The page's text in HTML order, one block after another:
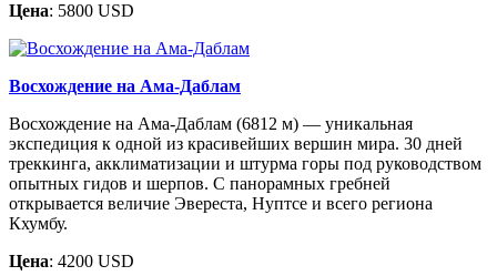
Цена: 5800 USD
Восхождение на Ама-Даблам
Восхождение на Ама-Даблам (6812 м) — уникальная
экспедиция к одной из красивейших вершин мира. 30 дней
треккинга, акклиматизации и штурма горы под руководством
опытных гидов и шерпов. С панорамных гребней
открывается величие Эвереста, Нуптсе и всего региона
Кхумбу.
Цена: 4200 USD